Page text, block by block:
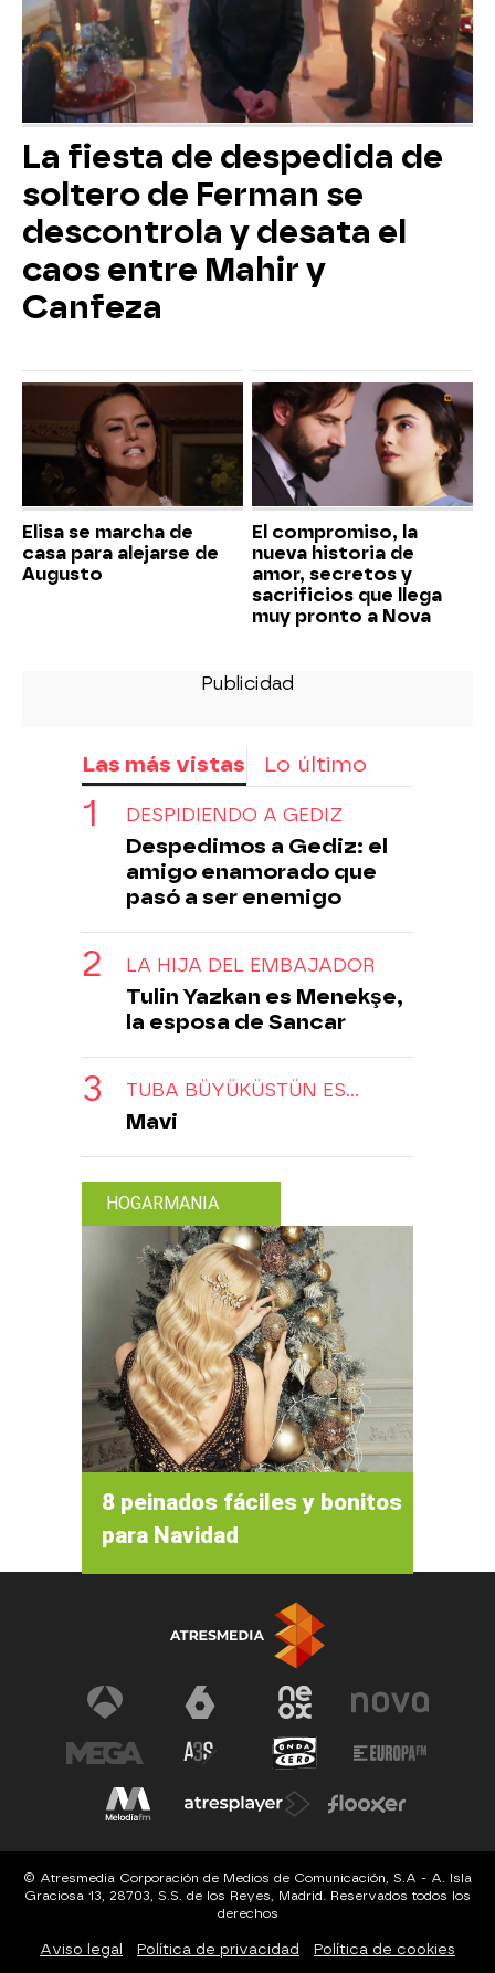
La fiesta de despedida de
soltero de Ferman se
descontrola y desata el
caos entre Mahir y
Canfeza
Elisa se marcha de
casa para alejarse de
Augusto
El compromiso, la
nueva historia de
amor, secretos y
sacrificios que llega
muy pronto a Nova
Las más vistas Lo último
DESPIDIENDO A GEDIZ
Despedimos a Gediz: el
amigo enamorado que
pasó a ser enemigo
LA HIJA DEL EMBAJADOR
Tulin Yazkan es Menekşe,
la esposa de Sancar
TUBA BÜYÜKÜSTÜN ES...
Mavi
HOGARMANIA
8 peinados fáciles y bonitos
para Navidad
© Atresmedia Corporación de Medios de Comunicación, S.A - A. Isla
Graciosa 13, 28703, S.S. de los Reyes, Madrid. Reservados todos los
derechos
Aviso legal Política de privacidad Política de cookies